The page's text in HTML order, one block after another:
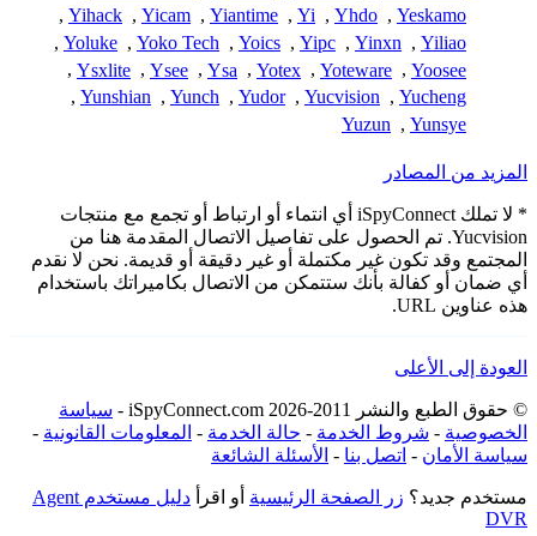
Yeskamo
,
Yhdo
,
Yi
,
Yiantime
,
Yicam
,
Yihack
,
Yiliao
,
Yinxn
,
Yipc
,
Yoics
,
Yoko Tech
,
Yoluke
,
Yoosee
,
Yoteware
,
Yotex
,
Ysa
,
Ysee
,
Ysxlite
,
Yucheng
,
Yucvision
,
Yudor
,
Yunch
,
Yunshian
,
Yunsye
,
Yuzun
المزيد من المصادر
* لا تملك iSpyConnect أي انتماء أو ارتباط أو تجمع مع منتجات
Yucvision. تم الحصول على تفاصيل الاتصال المقدمة هنا من
المجتمع وقد تكون غير مكتملة أو غير دقيقة أو قديمة. نحن لا نقدم
أي ضمان أو كفالة بأنك ستتمكن من الاتصال بكاميراتك باستخدام
هذه عناوين URL.
العودة إلى الأعلى
© حقوق الطبع والنشر 2011-2026 iSpyConnect.com -
سياسة
الخصوصية - شروط الخدمة - حالة الخدمة - المعلومات القانونية -
سياسة الأمان - اتصل بنا - الأسئلة الشائعة
مستخدم جديد؟ زر الصفحة الرئيسية أو اقرأ
دليل مستخدم Agent
DVR